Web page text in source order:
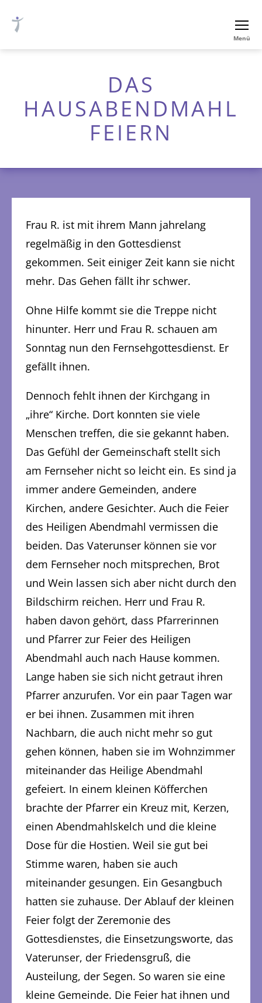
luth.
Menü
DAS
HAUSABENDMAHL
FEIERN
Frau R. ist mit ihrem Mann jahrelang
regelmäßig in den Gottesdienst
gekommen. Seit einiger Zeit kann sie nicht
mehr. Das Gehen fällt ihr schwer.
Ohne Hilfe kommt sie die Treppe nicht
hinunter. Herr und Frau R. schauen am
Sonntag nun den Fernsehgottesdienst. Er
gefällt ihnen.
Dennoch fehlt ihnen der Kirchgang in
„ihre“ Kirche. Dort konnten sie viele
Menschen treffen, die sie gekannt haben.
Das Gefühl der Gemeinschaft stellt sich
am Fernseher nicht so leicht ein. Es sind ja
immer andere Gemeinden, andere
Kirchen, andere Gesichter. Auch die Feier
des Heiligen Abendmahl vermissen die
beiden. Das Vaterunser können sie vor
dem Fernseher noch mitsprechen, Brot
und Wein lassen sich aber nicht durch den
Bildschirm reichen. Herr und Frau R.
haben davon gehört, dass Pfarrerinnen
und Pfarrer zur Feier des Heiligen
Abendmahl auch nach Hause kommen.
Lange haben sie sich nicht getraut ihren
Pfarrer anzurufen. Vor ein paar Tagen war
er bei ihnen. Zusammen mit ihren
Nachbarn, die auch nicht mehr so gut
gehen können, haben sie im Wohnzimmer
miteinander das Heilige Abendmahl
gefeiert. In einem kleinen Köfferchen
brachte der Pfarrer ein Kreuz mit, Kerzen,
einen Abendmahlskelch und die kleine
Dose für die Hostien. Weil sie gut bei
Stimme waren, haben sie auch
miteinander gesungen. Ein Gesangbuch
hatten sie zuhause. Der Ablauf der kleinen
Feier folgt der Zeremonie des
Gottesdienstes, die Einsetzungsworte, das
Vaterunser, der Friedensgruß, die
Austeilung, der Segen. So waren sie eine
kleine Gemeinde. Die Feier hat ihnen und